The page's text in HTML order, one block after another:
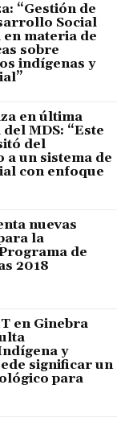
“Gestión de
Social
materia de
sobre
indígenas y
en última
MDS: “Este
del
a un sistema de
con enfoque
nuevas
la
de
2018
en Ginebra
y
significar un
para